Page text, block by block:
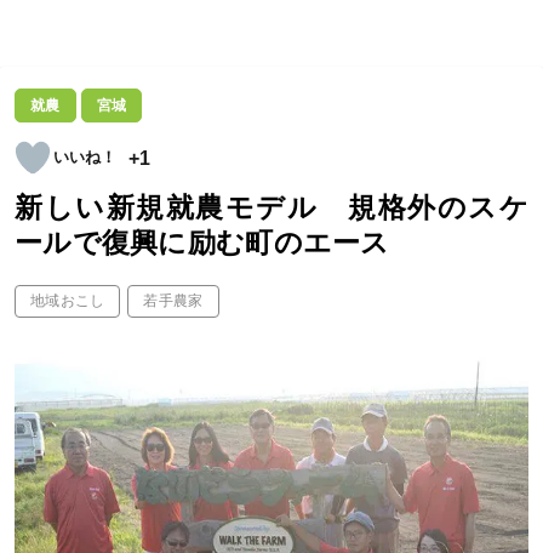
就農 宮城
+1
新しい新規就農モデル 規格外のスケ
ールで復興に励む町のエース
地域おこし 若手農家